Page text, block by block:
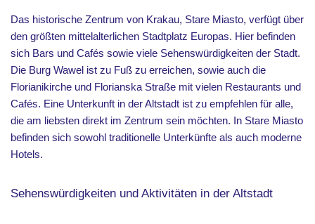
Das historische Zentrum von Krakau, Stare Miasto, verfügt über
den größten mittelalterlichen Stadtplatz Europas. Hier befinden
sich Bars und Cafés sowie viele Sehenswürdigkeiten der Stadt.
Die Burg Wawel ist zu Fuß zu erreichen, sowie auch die
Florianikirche und Florianska Straße mit vielen Restaurants und
Cafés. Eine Unterkunft in der Altstadt ist zu empfehlen für alle,
die am liebsten direkt im Zentrum sein möchten. In Stare Miasto
befinden sich sowohl traditionelle Unterkünfte als auch moderne
Hotels.
Sehenswürdigkeiten und Aktivitäten in der Altstadt